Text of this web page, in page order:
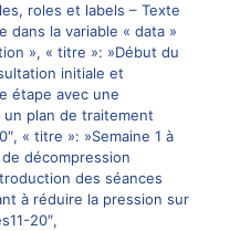
roles et labels – Texte
dans la variable « data »
», « titre »: »Début du
initiale et
étape avec une
plan de traitement
« titre »: »Semaine 1 à
de décompression
des séances
à réduire la pression sur
20″,